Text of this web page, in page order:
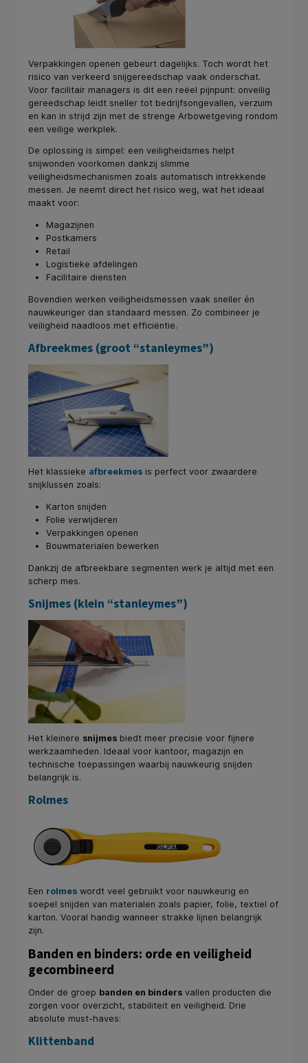
Verpakkingen openen gebeurt dagelijks. Toch wordt het
risico van verkeerd snijgereedschap vaak onderschat.
Voor facilitair managers is dit een reëel pijnpunt: onveilig
gereedschap leidt sneller tot bedrijfsongevallen, verzuim
en kan in strijd zijn met de strenge Arbowetgeving rondom
een veilige werkplek.
De oplossing is simpel: een veiligheidsmes helpt
snijwonden voorkomen dankzij slimme
veiligheidsmechanismen zoals automatisch intrekkende
messen. Je neemt direct het risico weg, wat het ideaal
maakt voor:
Magazijnen
Postkamers
Retail
Logistieke afdelingen
Facilitaire diensten
Bovendien werken veiligheidsmessen vaak sneller én
nauwkeuriger dan standaard messen. Zo combineer je
veiligheid naadloos met efficiëntie.
Afbreekmes (groot “stanleymes”)
Het klassieke afbreekmes is perfect voor zwaardere
snijklussen zoals:
Karton snijden
Folie verwijderen
Verpakkingen openen
Bouwmaterialen bewerken
Dankzij de afbreekbare segmenten werk je altijd met een
scherp mes.
Snijmes (klein “stanleymes”)
Het kleinere snijmes biedt meer precisie voor fijnere
werkzaamheden. Ideaal voor kantoor, magazijn en
technische toepassingen waarbij nauwkeurig snijden
belangrijk is.
Rolmes
Een rolmes wordt veel gebruikt voor nauwkeurig en
soepel snijden van materialen zoals papier, folie, textiel of
karton. Vooral handig wanneer strakke lijnen belangrijk
zijn.
Banden en binders: orde en veiligheid
gecombineerd
Onder de groep banden en binders vallen producten die
zorgen voor overzicht, stabiliteit en veiligheid. Drie
absolute must-haves:
Klittenband